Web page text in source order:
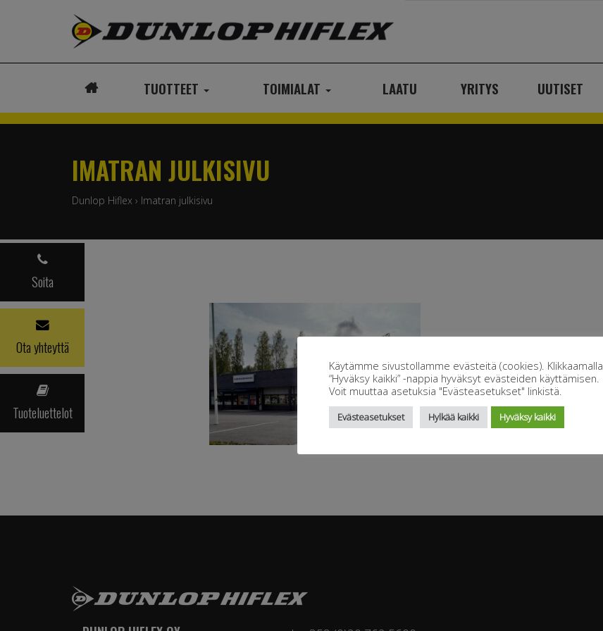
TUOTTEET TOIMIALAT LAATU YRITYS UUTISET
Soita
Ota yhteyttä
Tuoteluettelot
IMATRAN JULKISIVU
Dunlop Hiflex › Imatran julkisivu
Käytämme sivustollamme evästeitä (cookies). Klikkaamalla
“Hyväksy kaikki” -nappia hyväksyt evästeiden käyttämisen.
Voit muuttaa asetuksia "Evästeasetukset" linkistä.
Evästeasetukset Hylkää kaikki Hyväksy kaikki